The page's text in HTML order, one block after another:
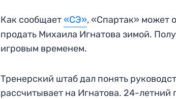
Как сообщает«СЭ», «Спартак» может
продать Михаила Игнатова зимой.
игровым временем.
Тренерский штаб дал понять
рассчитывает на Игнатова. 24-